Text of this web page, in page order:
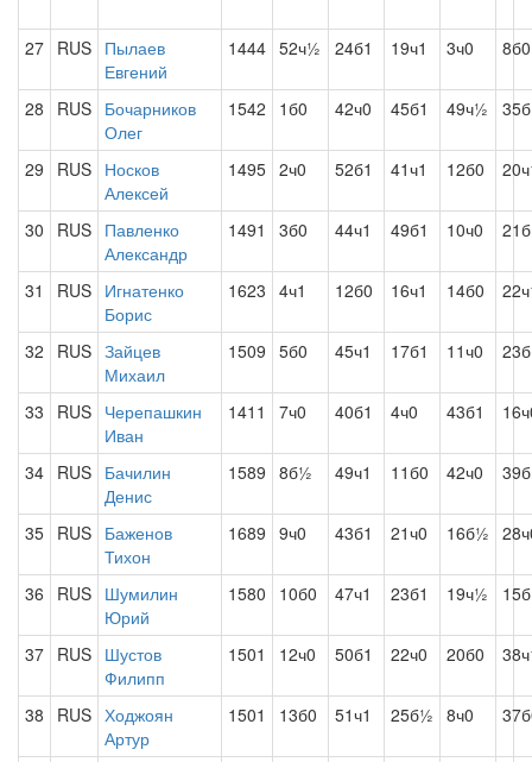
27 RUS Пылаев
Евгений
1444 52ч½ 24б1 19ч1 3ч0 8б0
28 RUS Бочарников
Олег
1542 1б0 42ч0 45б1 49ч½
29 RUS Носков
Алексей
1495 2ч0 52б1 41ч1 12б0
30 RUS Павленко
Александр
1491 3б0 44ч1 49б1 10ч0
31 RUS Игнатенко
Борис
1623 4ч1 12б0 16ч1 14б0
32 RUS Зайцев
Михаил
1509 5б0 45ч1 17б1 11ч0
33 RUS Черепашкин
Иван
1411 7ч0 40б1 4ч0 43б1
34 RUS Бачилин
Денис
1589 8б½ 49ч1 11б0 42ч0
35 RUS Баженов
Тихон
1689 9ч0 43б1 21ч0 16б½
36 RUS Шумилин
Юрий
1580 10б0 47ч1 23б1 19ч½
37 RUS Шустов
Филипп
1501 12ч0 50б1 22ч0 20б0
38 RUS Ходжоян
Артур
1501 13б0 51ч1 25б½ 8ч0